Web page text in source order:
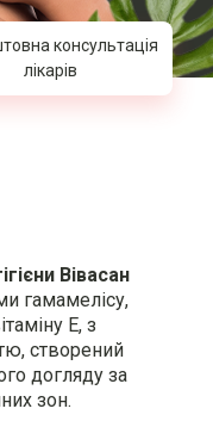
консультація
лікарів
Вівасан
гамамелісу,
Е, з
створений
догляду за
зон.